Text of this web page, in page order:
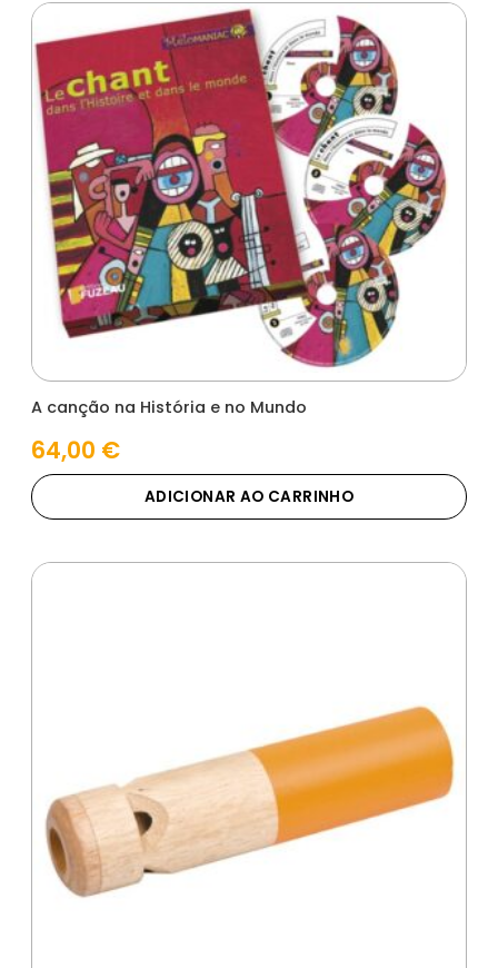
A canção na História e no Mundo
64,00 €
ADICIONAR AO CARRINHO